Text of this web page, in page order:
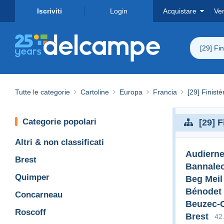
Iscriviti Login Acquistare
[29]
Tutte le categorie Cartoline Europa Francia [29]
Categorie popolari
Altri & non classificati
Brest
Quimper
Concarneau
Roscoff
[29]
Audierne
Beg Meil
Bénodet
Beuzec-
Brest